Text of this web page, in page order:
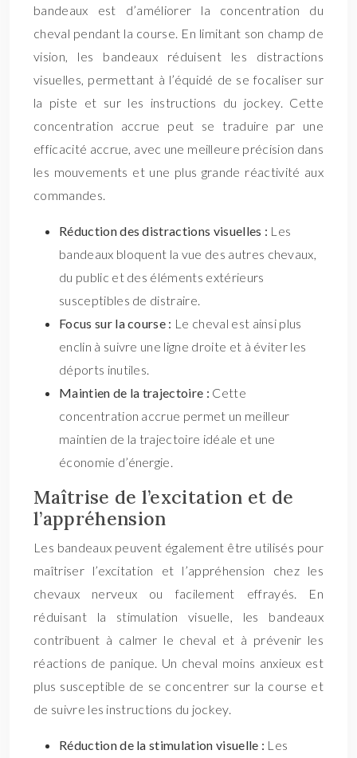
bandeaux est d’améliorer la concentration du
cheval pendant la course. En limitant son champ de
vision, les bandeaux réduisent les distractions
visuelles, permettant à l’équidé de se focaliser sur
la piste et sur les instructions du jockey. Cette
concentration accrue peut se traduire par une
efficacité accrue, avec une meilleure précision dans
les mouvements et une plus grande réactivité aux
commandes.
Réduction des distractions visuelles : Les
bandeaux bloquent la vue des autres chevaux,
du public et des éléments extérieurs
susceptibles de distraire.
Focus sur la course : Le cheval est ainsi plus
enclin à suivre une ligne droite et à éviter les
déports inutiles.
Maintien de la trajectoire : Cette
concentration accrue permet un meilleur
maintien de la trajectoire idéale et une
économie d’énergie.
Maîtrise de l’excitation et de
l’appréhension
Les bandeaux peuvent également être utilisés pour
maîtriser l’excitation et l’appréhension chez les
chevaux nerveux ou facilement effrayés. En
réduisant la stimulation visuelle, les bandeaux
contribuent à calmer le cheval et à prévenir les
réactions de panique. Un cheval moins anxieux est
plus susceptible de se concentrer sur la course et
de suivre les instructions du jockey.
Réduction de la stimulation visuelle : Les